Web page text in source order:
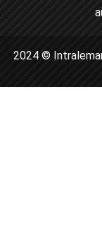
2024 ©